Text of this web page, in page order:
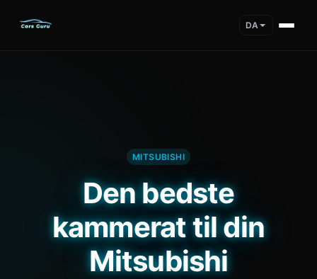
DA
MITSUBISHI
Den bedste
kammerat til din
Mitsubishi